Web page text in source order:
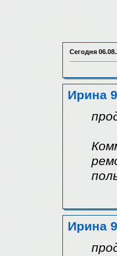
Сегодня
Ирина
Ирина